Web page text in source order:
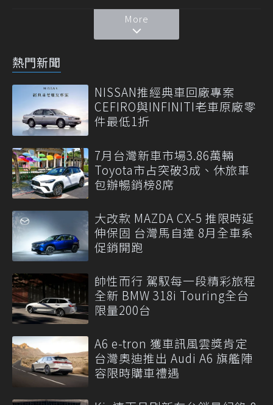
More
熱門新聞
NISSAN推經典車回廠專案
CEFIRO與INFINITI老車原廠零
件最低1折
7月台灣新車市場3.86萬輛
Toyota市占突破3成、休旅車
包辦暢銷榜8席
大改款 MAZDA CX-5 推限時延
伸保固 台灣馬自達 8月全車系
促銷開跑
帥性而行 駕馭每一段精彩旅程
全新 BMW 318i Touring全台
限量200台
A6 e-tron 獲車訊風雲獎肯定
台灣奧迪推出 Audi A6 旗艦陣
容限時購車禮遇